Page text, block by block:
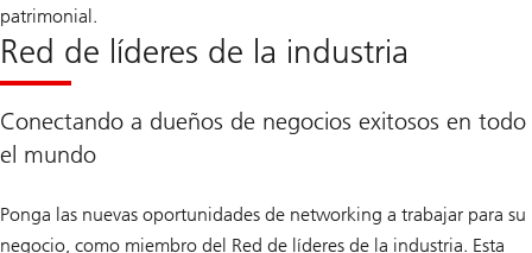
patrimonial.
Red de líderes de la industria
Conectando a dueños de negocios exitosos en todo
el mundo
Ponga las nuevas oportunidades de networking a trabajar para su
negocio, como miembro del Red de líderes de la industria. Esta